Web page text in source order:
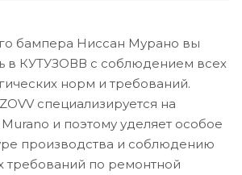
бампера Ниссан Мурано вы
в КУТУЗОВВ с соблюдением всех
норм и требований.
специализируется на
и поэтому уделяет особое
производства и соблюдению
требований по ремонтной